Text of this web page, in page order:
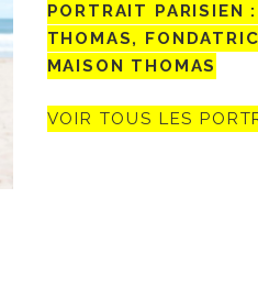
PORTRAIT PARISIEN
THOMAS,
MAISON THOMAS
VOIR TOUS LES